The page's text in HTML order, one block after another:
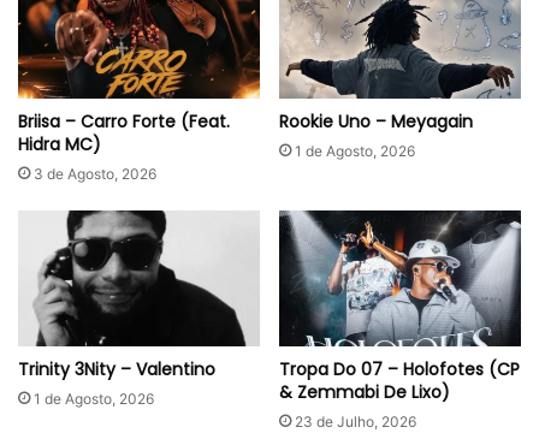
Briisa – Carro Forte (Feat.
Hidra MC)
3 de Agosto, 2026
Rookie Uno – Meyagain
1 de Agosto, 2026
Trinity 3Nity – Valentino
1 de Agosto, 2026
Tropa Do 07 – Holofotes (CP
& Zemmabi De Lixo)
23 de Julho, 2026